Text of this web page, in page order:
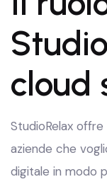
cloud
StudioRelax offre
aziende che
digitale in modo